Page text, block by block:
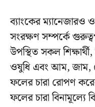
ব্যাংকের
সংরক্ষণ সম্পর্কে
উপস্থিত সকল
ওষুধি এবং আম, জাম,
ফলের চারা রোপণ
ফলের চারা বিনামূল্যে